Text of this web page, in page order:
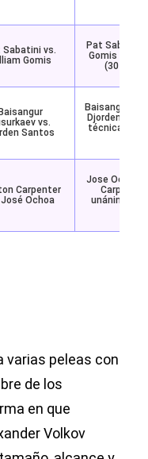
Sabatini vs.
Gomis
Pat Sabatini
Gomis por
(30-27,
Baisangur
vs.
Santos
Baisangur
Djorden
técnica
Carpenter
Ochoa
Jose Ochoa
Carpenter
unánime
varias peleas con
de los
en que
Volkov